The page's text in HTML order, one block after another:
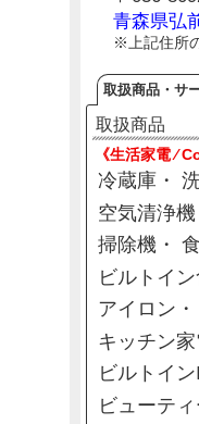
青森県弘
※上記住所
取扱商品・サ
取扱商品
《生活家電 ⁄
冷蔵庫
空気清浄機
掃除機
ビルトイ
アイロン
キッチン家
ビルトイン
ビューテ